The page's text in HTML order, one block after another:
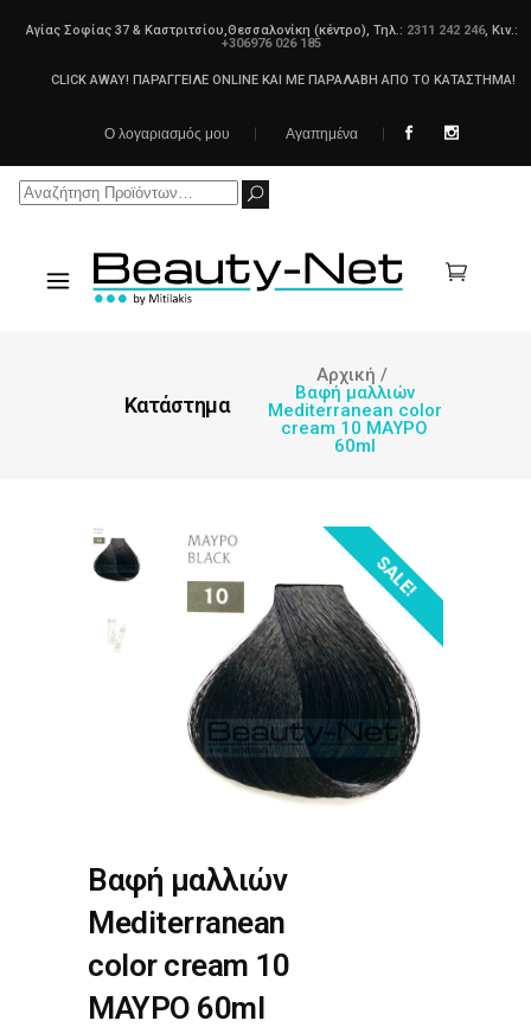
Αγίας Σοφίας 37 & Καστριτσίου,Θεσσαλονίκη (κέντρο), Τηλ.: 2311 242 246, Κιν.:
+306976 026 185
CLICK AWAY! ΠΑΡΑΓΓΕΙΛΕ ONLINE ΚΑΙ ΜΕ ΠΑΡΑΛΑΒΗ ΑΠΟ ΤΟ ΚΑΤΑΣΤΗΜΑ!
Ο λογαριασμός μου Αγαπημένα
Search
Κατάστημα
Αρχική /
Βαφή μαλλιών
Mediterranean color
cream 10 ΜΑΥΡΟ
60ml
SALE!
Βαφή μαλλιών
Mediterranean
color cream 10
ΜΑΥΡΟ 60ml